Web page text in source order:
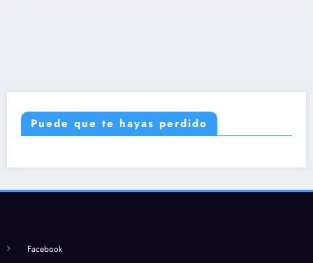
Puede que te hayas perdido
Facebook